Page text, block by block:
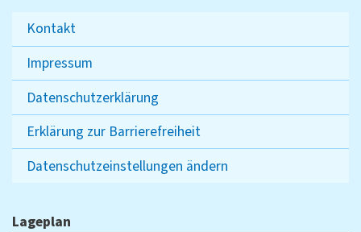
Kontakt
Impressum
Datenschutzerklärung
Erklärung zur Barrierefreiheit
Datenschutzeinstellungen ändern
Lageplan